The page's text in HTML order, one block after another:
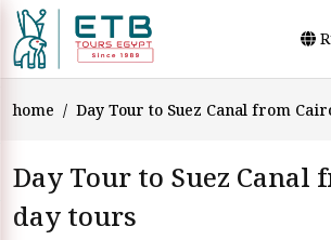
home Day Tour to Suez Canal from
Day Tour to Suez Canal
day tours